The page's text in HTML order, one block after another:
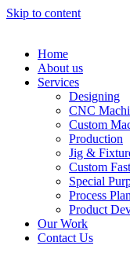
Skip to content
Home
About us
Services
Designing
CNC
Custom
Production
Jig &
Custom
Special
Process
Product
Our Work
Contact Us